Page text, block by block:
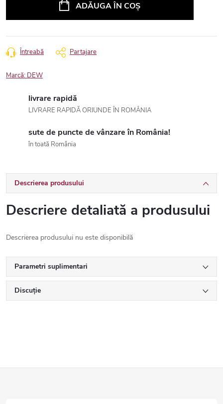
ADĂUGA ÎN COŞ
Întreabă Partajare
Marcă: DEW
livrare rapidă
LIVRARE RAPIDĂ ORIUNDE ÎN ROMÂNIA
sute de puncte de vânzare în România!
în toată România
Descrierea produsului
Descriere detaliată a produsului
Descrierea produsului nu este disponibilă
Parametri suplimentari
Discuţie